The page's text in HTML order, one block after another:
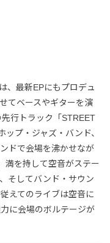
、最新EPにもプロデュ
てベースやギターを演
行トラック「STREET
プ・ジャズ・バンド、
ドで会場を沸かせなが
満を持して空音がステー
そしてバンド・サウン
えてのライブは空音に
に会場のボルテージが